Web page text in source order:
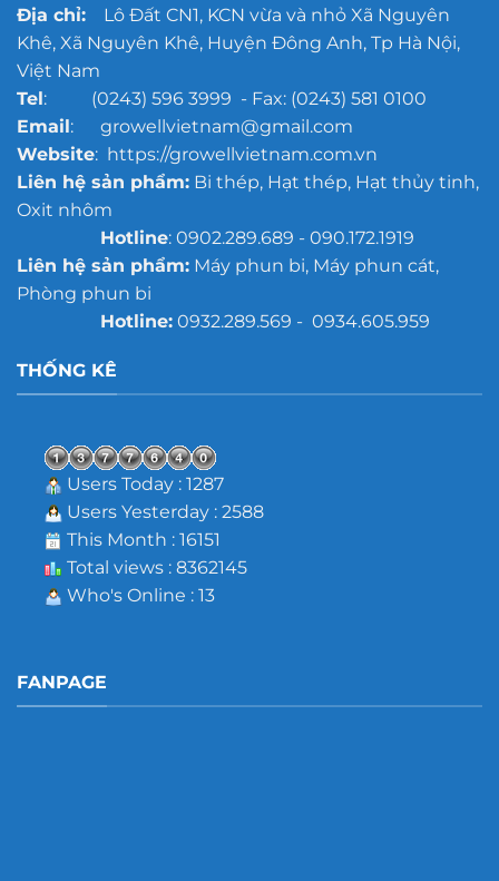
Địa chỉ:Lô Đất CN1, KCN vừa và nhỏ Xã Nguyên
Khê, Xã Nguyên Khê, Huyện Đông Anh, Tp Hà Nội,
Việt Nam
Tel: (0243) 596 3999 - Fax: (0243) 581 0100
Email: growellvietnam@gmail.com
Website: https://growellvietnam.com.vn
Liên hệ sản phẩm:Bi thép, Hạt thép, Hạt thủy tinh,
Oxit nhôm
Hotline: 0902.289.689 - 090.172.1919
Liên hệ sản phẩm:Máy phun bi, Máy phun cát,
Phòng phun bi
Hotline:0932.289.569 - 0934.605.959
THỐNG KÊ
Users Today : 1287
Users Yesterday : 2588
This Month : 16151
Total views : 8362145
Who's Online : 13
FANPAGE